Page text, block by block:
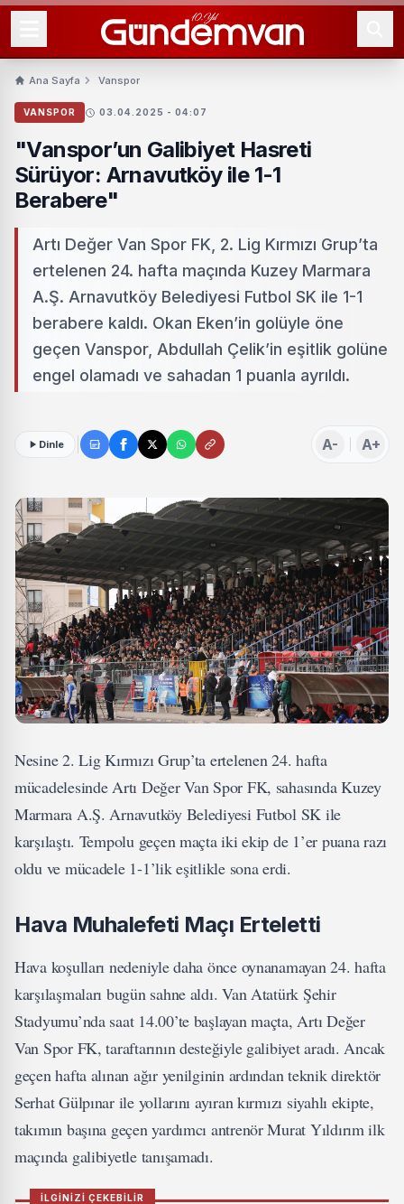
Ana Sayfa Vanspor
VANSPOR 03.04.2025 - 04:07
"Vanspor’un Galibiyet Hasreti
Sürüyor: Arnavutköy ile 1-1
Berabere"
Artı Değer Van Spor FK, 2. Lig Kırmızı Grup’ta
ertelenen 24. hafta maçında Kuzey Marmara
A.Ş. Arnavutköy Belediyesi Futbol SK ile 1-1
berabere kaldı. Okan Eken’in golüyle öne
geçen Vanspor, Abdullah Çelik’in eşitlik golüne
engel olamadı ve sahadan 1 puanla ayrıldı.
Dinle A- A+
Nesine 2. Lig Kırmızı Grup’ta ertelenen 24. hafta
mücadelesinde Artı Değer Van Spor FK, sahasında Kuzey
Marmara A.Ş. Arnavutköy Belediyesi Futbol SK ile
karşılaştı. Tempolu geçen maçta iki ekip de 1’er puana razı
oldu ve mücadele 1-1’lik eşitlikle sona erdi.
Hava Muhalefeti Maçı Erteletti
Hava koşulları nedeniyle daha önce oynanamayan 24. hafta
karşılaşmaları bugün sahne aldı. Van Atatürk Şehir
Stadyumu’nda saat 14.00’te başlayan maçta, Artı Değer
Van Spor FK, taraftarının desteğiyle galibiyet aradı. Ancak
geçen hafta alınan ağır yenilginin ardından teknik direktör
Serhat Gülpınar ile yollarını ayıran kırmızı siyahlı ekipte,
takımın başına geçen yardımcı antrenör Murat Yıldırım ilk
maçında galibiyetle tanışamadı.
İLGİNİZİ ÇEKEBİLİR